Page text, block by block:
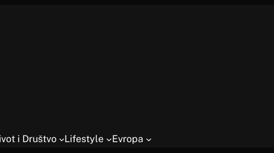
i Društvo Lifestyle Evropa